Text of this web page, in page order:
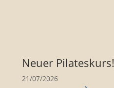
Neuer
21/07/2026